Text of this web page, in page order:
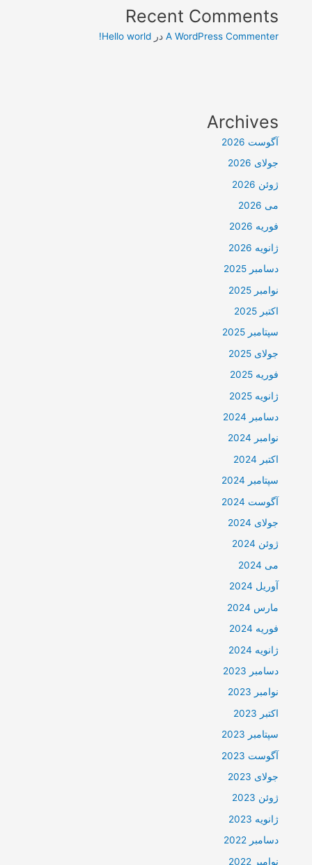
Recent Comments
A WordPress Commenter درHello world!
Archives
آگوست 2026
جولای 2026
ژوئن 2026
می 2026
فوریه 2026
ژانویه 2026
دسامبر 2025
نوامبر 2025
اکتبر 2025
سپتامبر 2025
جولای 2025
فوریه 2025
ژانویه 2025
دسامبر 2024
نوامبر 2024
اکتبر 2024
سپتامبر 2024
آگوست 2024
جولای 2024
ژوئن 2024
می 2024
آوریل 2024
مارس 2024
فوریه 2024
ژانویه 2024
دسامبر 2023
نوامبر 2023
اکتبر 2023
سپتامبر 2023
آگوست 2023
جولای 2023
ژوئن 2023
ژانویه 2023
دسامبر 2022
نوامبر 2022